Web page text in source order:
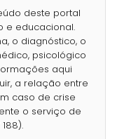
deste portal
e educacional.
o diagnóstico, o
psicológico
aqui
a relação entre
caso de crise
o serviço de